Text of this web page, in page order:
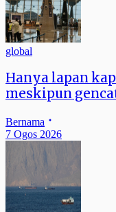
global
Hanya lapan
meskipun
Bernama
7 Ogos 2026